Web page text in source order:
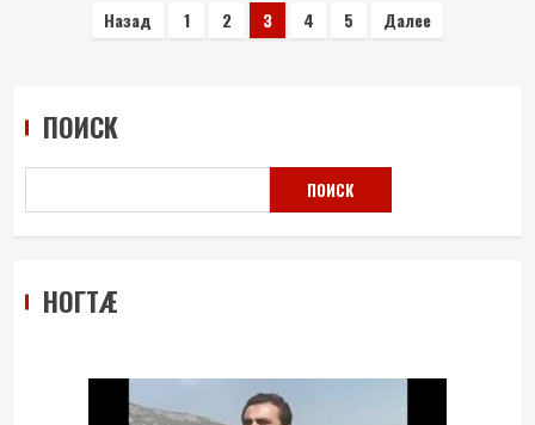
Пагинация
Назад 1 2 3 4 5 Далее
ПОИСК
ПОИСК
НОГТÆ